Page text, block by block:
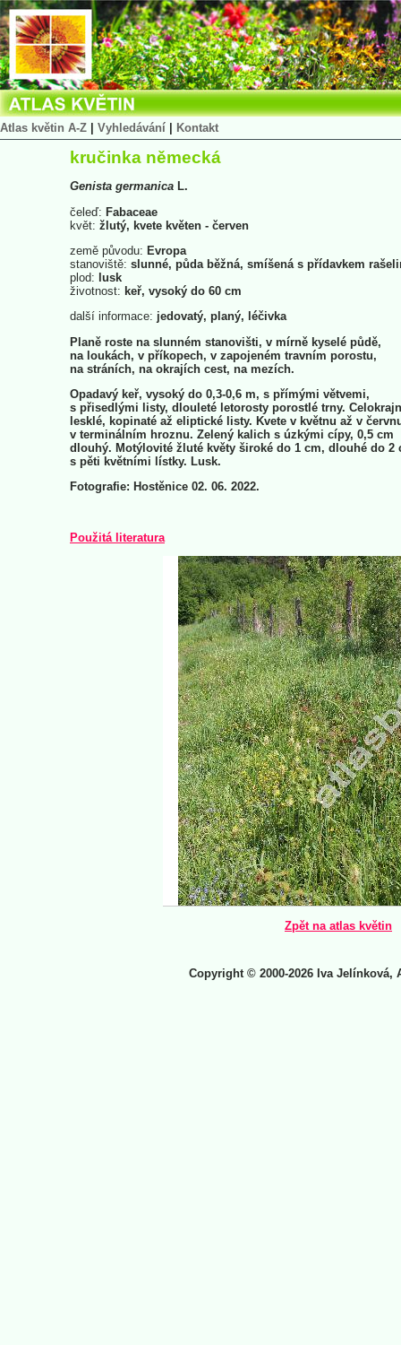
Atlas květin A-Z Vyhledávání Kontakt
kručinka německá
Genista germanica L.
čeleď: Fabaceae
květ: žlutý, kvete květen - červen
země původu: Evropa
stanoviště: slunné, půda běžná, smíšená s přídavkem
plod: lusk
životnost: keř, vysoký do 60 cm
další informace: jedovatý, planý, léčivka
Planě roste na slunném stanovišti, v mírně kyselé půdě,
na loukách, v příkopech, v zapojeném travním porostu,
na stráních, na okrajích cest, na mezích.
Opadavý keř, vysoký do 0,3-0,6 m, s přímými větvemi,
s přisedlými listy, dlouleté letorosty porostlé trny.
lesklé, kopinaté až eliptické listy. Kvete v květnu až v
v terminálním hroznu. Zelený kalich s úzkými cípy, 0,5 cm
dlouhý. Motýlovité žluté květy široké do 1 cm, dlouhé do 2
s pěti květními lístky. Lusk.
Fotografie: Hostěnice 02. 06. 2022.
Použitá literatura
Zpět na atlas květin
Copyright © 2000-2026 Iva Jelínková,